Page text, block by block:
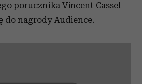
porucznika Vincent Cassel
do nagrody Audience.